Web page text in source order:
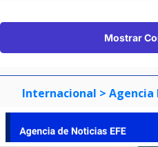
Mostrar
Internacional >